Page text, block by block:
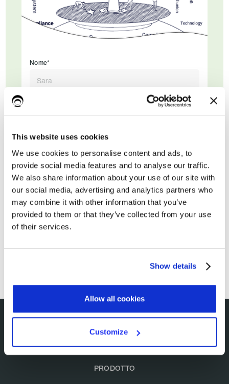
This website uses cookies
We use cookies to personalise content and ads, to
provide social media features and to analyse our traffic.
We also share information about your use of our site with
our social media, advertising and analytics partners who
may combine it with other information that you’ve
provided to them or that they’ve collected from your use
of their services.
Show details
Allow all cookies
Customize
Nome*
Email di lavoro*
PRODOTTO